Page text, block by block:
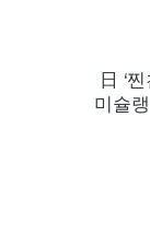
日 ‘
미슐